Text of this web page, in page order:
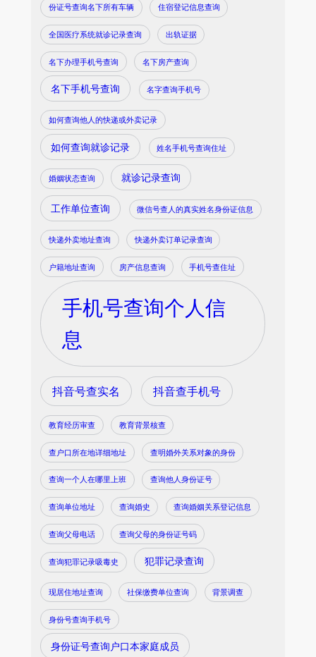
份证号查询名下所有车辆 住宿登记信息查询
全国医疗系统就诊记录查询 出轨证据
名下办理手机号查询 名下房产查询
名下手机号查询 名字查询手机号
如何查询他人的快递或外卖记录
如何查询就诊记录 姓名手机号查询住址
婚姻状态查询 就诊记录查询
工作单位查询 微信号查人的真实姓名身份证信息
快递外卖地址查询 快递外卖订单记录查询
户籍地址查询 房产信息查询 手机号查住址
手机号查询个人信
息
抖音号查实名 抖音查手机号
教育经历审查 教育背景核查
查户口所在地详细地址 查明婚外关系对象的身份
查询一个人在哪里上班 查询他人身份证号
查询单位地址 查询婚史 查询婚姻关系登记信息
查询父母电话 查询父母的身份证号码
查询犯罪记录吸毒史 犯罪记录查询
现居住地址查询 社保缴费单位查询 背景调查
身份号查询手机号
身份证号查询户口本家庭成员